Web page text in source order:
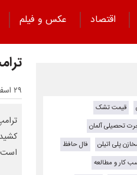
اقتصاد
عکس و فیلم
۲۹ اسفند ۱۴۰۳ - ۲۰:۴۸
قیمت تشک
تحصیلی آلمان
پلی اتیلن
فال حافظ
کار و مطالعه